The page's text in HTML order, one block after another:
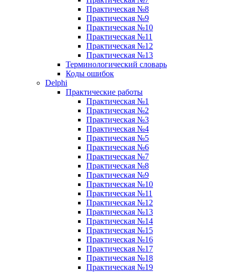
Практическая №8
Практическая №9
Практическая №10
Практическая №11
Практическая №12
Практическая №13
Терминологический словарь
Коды ошибок
Delphi
Практические работы
Практическая №1
Практическая №2
Практическая №3
Практическая №4
Практическая №5
Практическая №6
Практическая №7
Практическая №8
Практическая №9
Практическая №10
Практическая №11
Практическая №12
Практическая №13
Практическая №14
Практическая №15
Практическая №16
Практическая №17
Практическая №18
Практическая №19